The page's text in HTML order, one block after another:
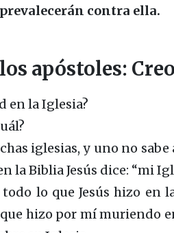
contra ella.
apóstoles:
en la Iglesia?
iglesias, y uno no
la Biblia Jesús dice: “mi
todo lo que Jesús hizo en
hizo por mí muriendo